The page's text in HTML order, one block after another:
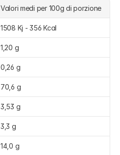
Valori medi per 100g di porzione
1508 Kj - 356 Kcal
1,20 g
0,26 g
70,6 g
3,53 g
3,3 g
14,0 g